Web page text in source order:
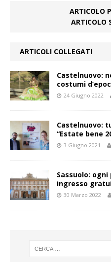
ARTICOLO
ARTICOLO
ARTICOLI COLLEGATI
Castelnuovo:
costumi
24 Giugno 2022
Castelnuovo:
“Estate bene
3 Giugno 2021
Sassuolo:
ingresso
30 Marzo 2022